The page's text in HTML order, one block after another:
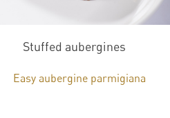
Stuffed aubergines